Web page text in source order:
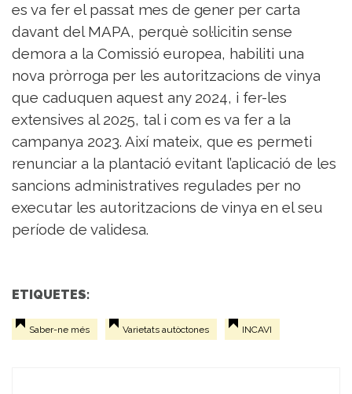
es va fer el passat mes de gener per carta
davant del MAPA, perquè sol·licitin sense
demora a la Comissió europea, habiliti una
nova pròrroga per les autoritzacions de vinya
que caduquen aquest any 2024, i fer-les
extensives al 2025, tal i com es va fer a la
campanya 2023. Així mateix, que es permeti
renunciar a la plantació evitant l’aplicació de les
sancions administratives regulades per no
executar les autoritzacions de vinya en el seu
període de validesa.
ETIQUETES:
Saber-ne més Varietats autòctones INCAVI